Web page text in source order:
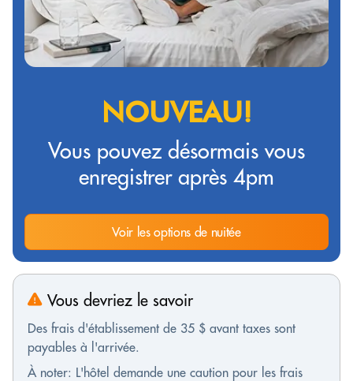
NOUVEAU!
Vous pouvez désormais vous
enregistrer après 4pm
Voir les options de nuitée
Vous devriez le savoir
Des frais d'établissement de 35 $ avant taxes sont
payables à l'arrivée.
À noter: L'hôtel demande une caution pour les frais